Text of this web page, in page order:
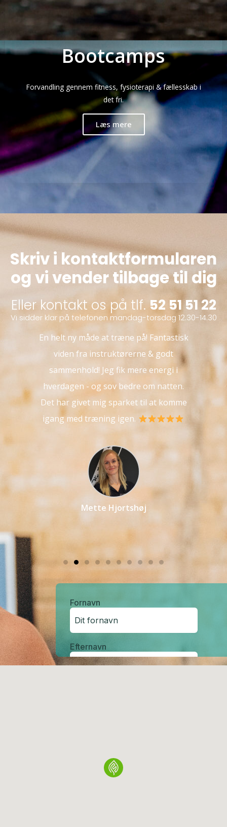
Bootcamps
Forvandling gennem fitness, fysioterapi & fællesskab i
det fri.
Læs mere
Skriv i kontaktformularen
og vi vender tilbage til dig
Eller kontakt os på tlf.52 51 51 22
Vi sidder klar på telefonen mandag-torsdag 12.30-14.30
En helt ny måde at træne på! Fantastisk
viden fra instruktørerne & godt
sammenhold! Jeg fik mere energi i
hverdagen - og sov bedre om natten.
Det har givet mig sparket til at komme
igang med træning igen.
Mette Hjortshøj